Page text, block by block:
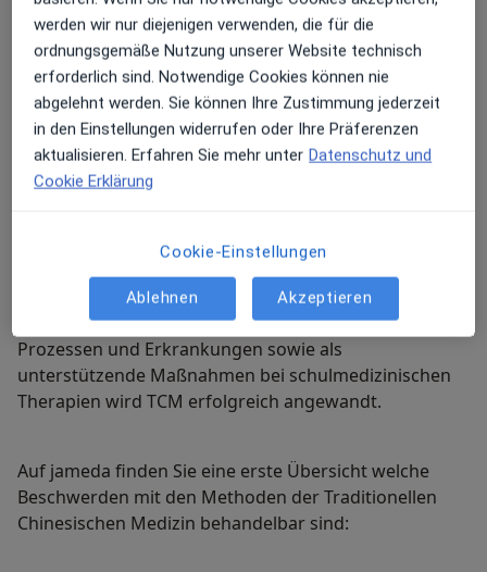
mehr Anhänger gefunden und sich in vielen Bereichen
zu einer echten Alternative zur westlichen
Schulmedizin entwickelt.
Naturheilverfahren
Schmerztherapie
Die Traditionelle Chinesische Medizin hat sich wie
zahlreiche Studien belegen bei einer Vielzahl von
Erkrankungen und Beschwerden bewährt. Besonders
bei Schmerzzuständen aller Art chronischen
Prozessen und Erkrankungen sowie als
unterstützende Maßnahmen bei schulmedizinischen
Therapien wird TCM erfolgreich angewandt.
Auf jameda finden Sie eine erste Übersicht welche
Beschwerden mit den Methoden der Traditionellen
Chinesischen Medizin behandelbar sind:
werden wir nur diejenigen verwenden, die für die
ordnungsgemäße Nutzung unserer Website technisch
erforderlich sind. Notwendige Cookies können nie
abgelehnt werden. Sie können Ihre Zustimmung jederzeit
in den Einstellungen widerrufen oder Ihre Präferenzen
aktualisieren. Erfahren Sie mehr unter Datenschutz und
Cookie Erklärung
Cookie-Einstellungen
Ablehnen Akzeptieren